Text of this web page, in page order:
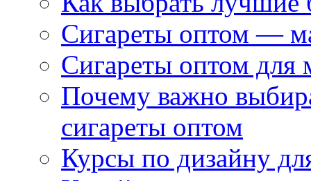
Сигареты оптом —
Сигареты оптом для
Почему важно
сигареты оптом
Курсы по дизайну